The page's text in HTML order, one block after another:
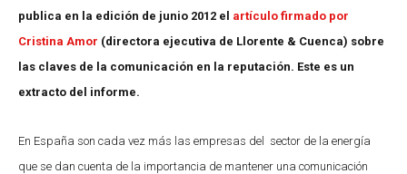
publica en la edición de junio 2012 el artículo firmado por
Cristina Amor (directora ejecutiva de Llorente & Cuenca) sobre
las claves de la comunicación en la reputación. Este es un
extracto del informe.
En España son cada vez más las empresas del sector de la energía
que se dan cuenta de la importancia de mantener una comunicación